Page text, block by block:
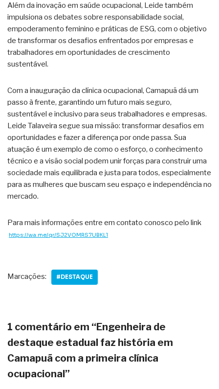
Além da inovação em saúde ocupacional, Leide também
impulsiona os debates sobre responsabilidade social,
empoderamento feminino e práticas de ESG, com o objetivo
de transformar os desafios enfrentados por empresas e
trabalhadores em oportunidades de crescimento
sustentável.
Com a inauguração da clínica ocupacional, Camapuã dá um
passo à frente, garantindo um futuro mais seguro,
sustentável e inclusivo para seus trabalhadores e empresas.
Leide Talaveira segue sua missão: transformar desafios em
oportunidades e fazer a diferença por onde passa. Sua
atuação é um exemplo de como o esforço, o conhecimento
técnico e a visão social podem unir forças para construir uma
sociedade mais equilibrada e justa para todos, especialmente
para as mulheres que buscam seu espaço e independência no
mercado.
Para mais informações entre em contato conosco pelo link
https://wa.me/qr/SJ2VOMRS7UBKL1
Marcações: #DESTAQUE
1 comentário em “Engenheira de
destaque estadual faz história em
Camapuã com a primeira clínica
ocupacional”